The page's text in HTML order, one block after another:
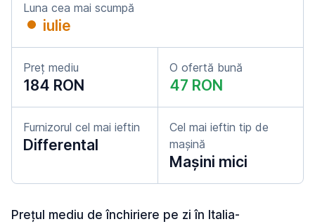
Luna cea mai scumpă
iulie
Preț mediu
184 RON
O ofertă bună
47 RON
Furnizorul cel mai ieftin
Differental
Cel mai ieftin tip de
mașină
Mașini mici
Prețul mediu de închiriere pe zi în Italia-